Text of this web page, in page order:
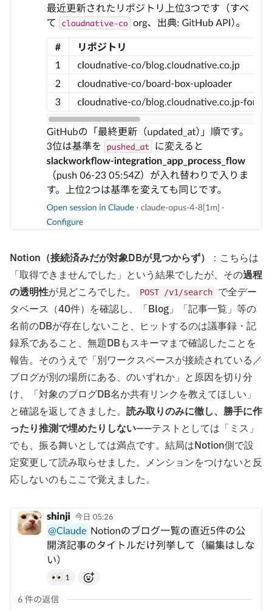
Notion（接続済みだが対象DBが見つからず）
：こちらは
「取得できませんでした」という結果でしたが、その過程
の透明性が見どころでした。 POST /v1/search
で全デー
タベース（40件）を確認し、「Blog」「記事一覧」等の
名前のDBが存在しないこと、ヒットするのは議事録・記
録系であること、無題DBもスキーマまで確認したことを
報告。そのうえで「別ワークスペースが接続されている／
ブログが別の場所にある、のいずれか」と原因を切り分
け、「対象のブログDB名か共有リンクを教えてほしい」
と確認を返してきました。 読み取りのみに徹し、勝手に作
ったり推測で埋めたりしない——テストとしては「ミス」
でも、振る舞いとしては満点です。結局はNotion側で設
定変更して読み取らせました。メンションをつけないと反
応しないのもここで覚えました。